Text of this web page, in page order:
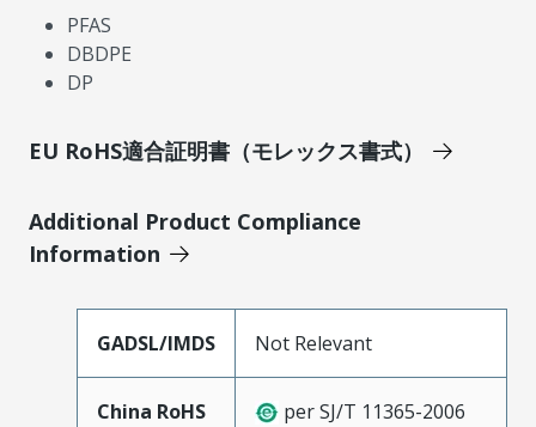
PFAS
DBDPE
DP
EU RoHS適合証明書（モレックス書式）
Additional Product Compliance
Information
GADSL/IMDS Not Relevant
China RoHS per SJ/T 11365-2006